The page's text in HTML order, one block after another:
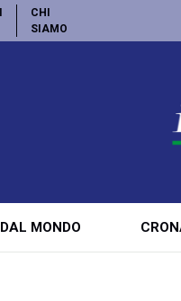
CHI
SIAMO
DAL MONDO